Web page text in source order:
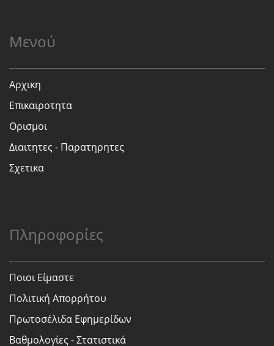
Μενού
Αρχικη
Επικαιροτητα
Ορισμοι
Διαιτητες - Παρατηρητες
Σχετικα
Πληροφορίες
Ποιοι Είμαστε
Πολιτική Απορρήτου
Πρωτοσέλιδα Εφημερίδων
Βαθμολογίες - Στατιστικά